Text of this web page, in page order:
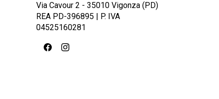
Via Cavour 2 - 35010 Vigonza (PD)
REA PD-396895 | P. IVA
04525160281